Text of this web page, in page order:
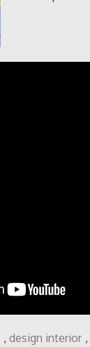
, design interior ,